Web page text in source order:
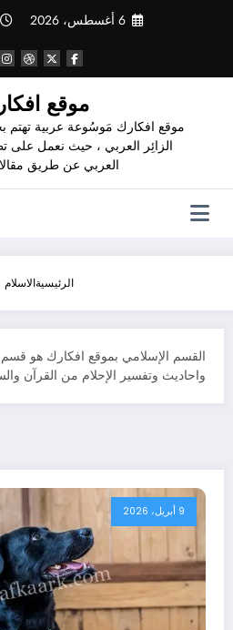
6 أغسطس، 2026
موقع
موقع افكارك مَوسُوعة عربية تهتم
الزائِر العربي ، حيث نعمل على
العربي عن طريق
الرئيسيةالاسلام
القسم الإسلامي بموقع افكارك هو
واحاديث وتفسير الإحلام من القرآن
9 أبريل، 2026